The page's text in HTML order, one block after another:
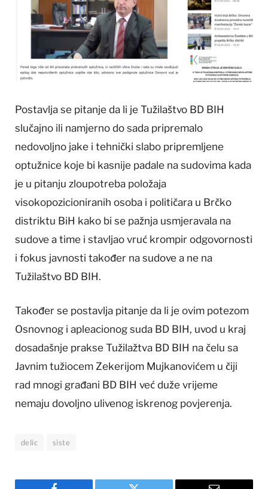
Postavlja se pitanje da li je Tužilaštvo BD BIH
slučajno ili namjerno do sada pripremalo
nedovoljno jake i tehnički slabo pripremljene
optužnice koje bi kasnije padale na sudovima kada
je u pitanju zloupotreba položaja
visokopozicioniranih osoba i političara u Brčko
distriktu BiH kako bi se pažnja usmjeravala na
sudove a time i stavljao vruć krompir odgovornosti
i fokus javnosti također na sudove a ne na
Tužilaštvo BD BIH.
Također se postavlja pitanje da li je ovim potezom
Osnovnog i apleacionog suda BD BIH, uvod u kraj
dosadašnje prakse Tužilažtva BD BIH na čelu sa
Javnim tužiocem Zekerijom Mujkanovićem u čiji
rad mnogi građani BD BIH već duže vrijeme
nemaju dovoljno ulivenog iskrenog povjerenja.
delic siste